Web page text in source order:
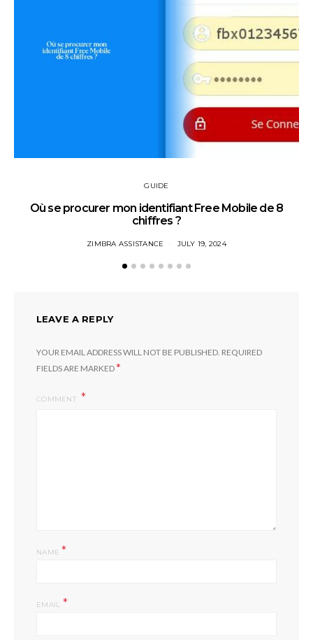
GUIDE
Où se procurer mon identifiant Free Mobile de 8
chiffres ?
ZIMBRA ASSISTANCE JULY 19, 2024
LEAVE A REPLY
YOUR EMAIL ADDRESS WILL NOT BE PUBLISHED. REQUIRED
FIELDS ARE MARKED*
COMMENT
NAME*
EMAIL *